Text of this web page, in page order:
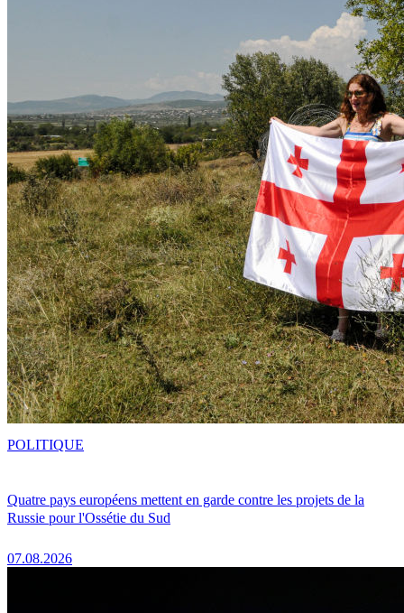
Quatre pays européens mettent en garde contre les projets de la
Russie pour l'Ossétie du Sud
07.08.2026
POLITIQUE